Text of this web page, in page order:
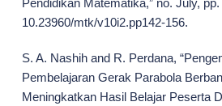
Pendidikan Matematika,” no. July,
10.23960/mtk/v10i2.pp142-156.
S. A. Nashih and R. Perdana,
Pembelajaran Gerak Parabola
Meningkatkan Hasil Belajar Peserta